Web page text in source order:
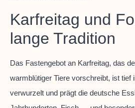
Karfreitag und
lange Tradition
Das Fastengebot an Karfreitag, das
warmblütiger Tiere vorschreibt, ist tief
verwurzelt und prägt die deutsche